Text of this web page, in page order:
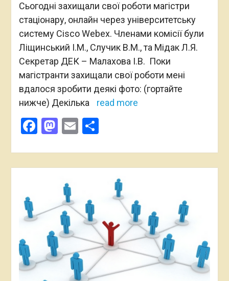
Сьогодні захищали свої роботи магістри
стаціонару, онлайн через університетську
систему Cisco Webex. Членами комісії були
Ліщинський І.М., Случик В.М., та Мідак Л.Я.
Секретар ДЕК – Малахова І.В. Поки
магістранти захищали свої роботи мені
вдалося зробити деякі фото: (гортайте
нижче) Декілька
read more
Facebook
Mastodon
EmailПоділитися